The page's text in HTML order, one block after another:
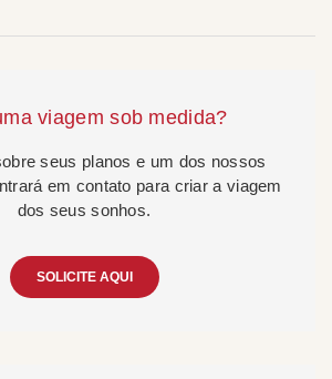
viagem sob medida?
seus planos e um dos nossos
em contato para criar a viagem
dos seus sonhos.
SOLICITE AQUI